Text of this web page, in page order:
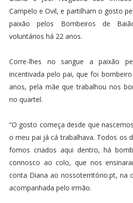
Campelo e Ovil, e partilham o gosto
paixão pelos Bombeiros de
voluntários há 22 anos.
Corre-lhes no sangue a paixão
incentivada pelo pai, que foi
anos, pela mãe que trabalhou nos
no quartel.
“O gosto começa desde que
o meu pai já cá trabalhava. Todos os
fomos criados aqui dentro, há
connosco ao colo, que nos
conta Diana ao nossoterritório.pt, na
acompanhada pelo irmão.